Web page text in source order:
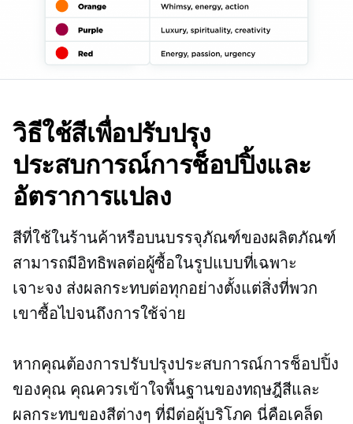
วิธีใช้สีเพื่อปรับปรุง
ประสบการณ์การช็อปปิ้งและ
อัตราการแปลง
สีที่ใช้ในร้านค้าหรือบนบรรจุภัณฑ์ของผลิตภัณฑ์
สามารถมีอิทธิพลต่อผู้ซื้อในรูปแบบที่เฉพาะ
เจาะจง ส่งผลกระทบต่อทุกอย่างตั้งแต่สิ่งที่พวก
เขาซื้อไปจนถึงการใช้จ่าย
หากคุณต้องการปรับปรุงประสบการณ์การช็อปปิ้ง
ของคุณ คุณควรเข้าใจพื้นฐานของทฤษฎีสีและ
ผลกระทบของสีต่างๆ ที่มีต่อผู้บริโภค นี่คือเคล็ด